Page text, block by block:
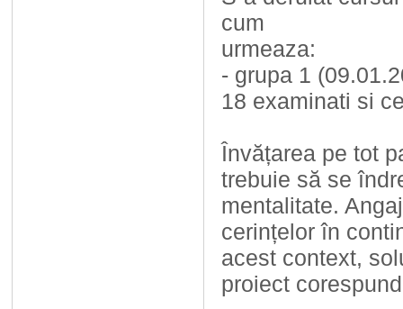
cum
urmeaza:
- grupa 1
18 examinati si
Învățarea pe tot
trebuie să se
mentalitate.
cerințelor în
acest context,
proiect